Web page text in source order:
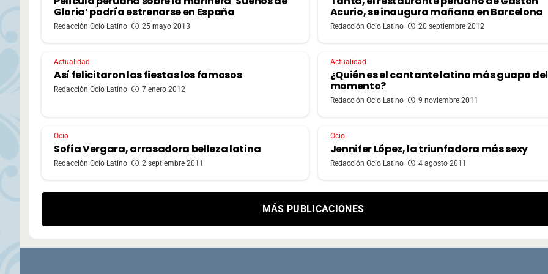
Gloria’ podría estrenarse en España
Redacción Ocio Latino 25 mayo 2013
Acurio, se inaugura mañana en Barcelona
Redacción Ocio Latino 20 septiembre 2012
Actualidad
Así felicitaron las fiestas los famosos
Redacción Ocio Latino 7 enero 2012
Actualidad
¿Quién es el cantante latino más guapo del
momento?
Redacción Ocio Latino 9 noviembre 2011
Ocio
Sofía Vergara, arrasadora belleza latina
Redacción Ocio Latino 2 septiembre 2011
Ocio
Jennifer López, la triunfadora más sexy
Redacción Ocio Latino 4 agosto 2011
MÁS PUBLICACIONES